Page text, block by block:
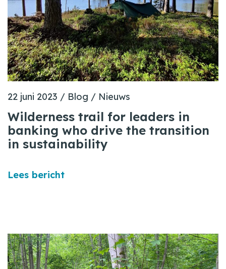
22 juni 2023 / Blog / Nieuws
Wilderness trail for leaders in
banking who drive the transition
in sustainability
Lees bericht